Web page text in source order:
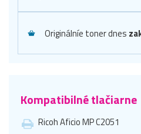
Originálníe toner dnes
Kompatibilné tlačiarne
Ricoh Aficio MP C2051